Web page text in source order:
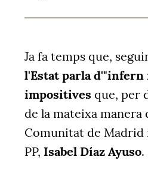
Ja fa temps que,
l'Estat parla d'"infern
impositives que, per
de la mateixa manera
Comunitat de Madrid
PP, Isabel Díaz Ayuso.